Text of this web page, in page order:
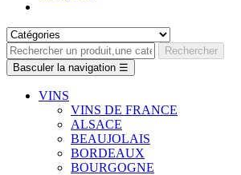
Rechercher
Basculer la navigation ☰
VINS
VINS DE FRANCE
ALSACE
BEAUJOLAIS
BORDEAUX
BOURGOGNE